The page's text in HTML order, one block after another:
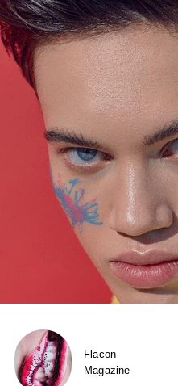
Flacon
Magazine